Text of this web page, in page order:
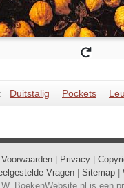
Duitstalig Pockets
Voorwaarden Privacy
Vragen Sitemap
BoekenWebsite.nl is een